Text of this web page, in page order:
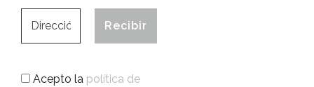
Acepto la política de